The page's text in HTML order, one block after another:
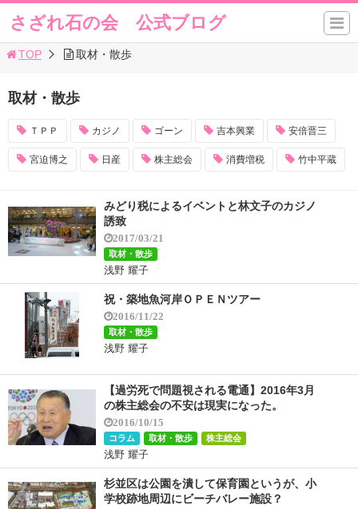
さざれ石の会 公式ブログ
TOP 取材・散歩
取材・散歩
ＴＰＰ カジノ ゴーン 吉本興業 安倍晋三
宮迫博之 日産 株主総会 消費増税 竹中平蔵
みどり税によるイベントと林文子のカジノ
誘致
2017/03/21
取材・散歩
浅野 耀子
祝・築地魚河岸ＯＰＥＮツアー
2016/11/22
取材・散歩
浅野 耀子
【過労死で問題視される電通】2016年3月
の株主総会の不安は現実になった。
2016/10/15
コラム 取材・散歩 株主総会
浅野 耀子
杉並区は公園を潰して保育園というが、小
学校跡地周辺にビーチバレー施設？